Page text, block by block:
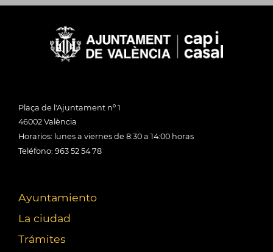
Plaça de l'Ajuntament nº 1
46002 València
Horarios: lunes a viernes de 8:30 a 14:00 horas
Teléfono: 963 52 54 78
Ayuntamiento
La ciudad
Trámites